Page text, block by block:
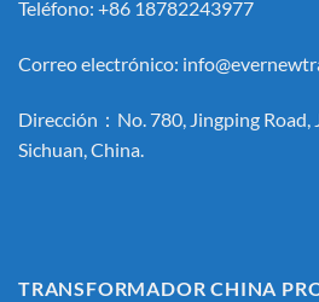
Teléfono: +86 18782243977
Correo electrónico:
Dirección：No. 780, Jingping Road,
Sichuan, China.
TRANSFORMADOR CHINA